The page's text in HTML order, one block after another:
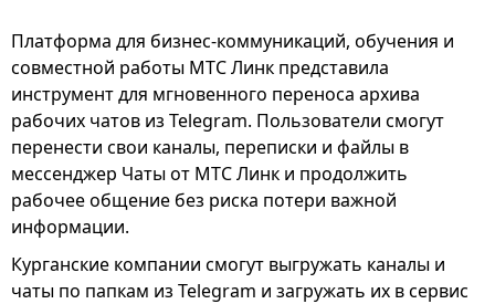
Платформа для бизнес-коммуникаций, обучения и
совместной работы МТС Линк представила
инструмент для мгновенного переноса архива
рабочих чатов из Telegram. Пользователи смогут
перенести свои каналы, переписки и файлы в
мессенджер Чаты от МТС Линк и продолжить
рабочее общение без риска потери важной
информации.
Курганские компании смогут выгружать каналы и
чаты по папкам из Telegram и загружать их в сервис